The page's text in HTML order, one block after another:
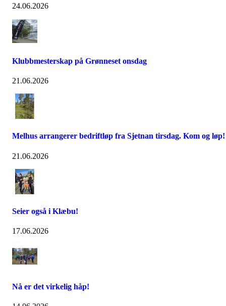
24.06.2026
Klubbmesterskap på Grønneset onsdag
21.06.2026
Melhus arrangerer bedriftløp fra Sjetnan tirsdag. Kom og løp!
21.06.2026
Seier også i Klæbu!
17.06.2026
Nå er det virkelig håp!